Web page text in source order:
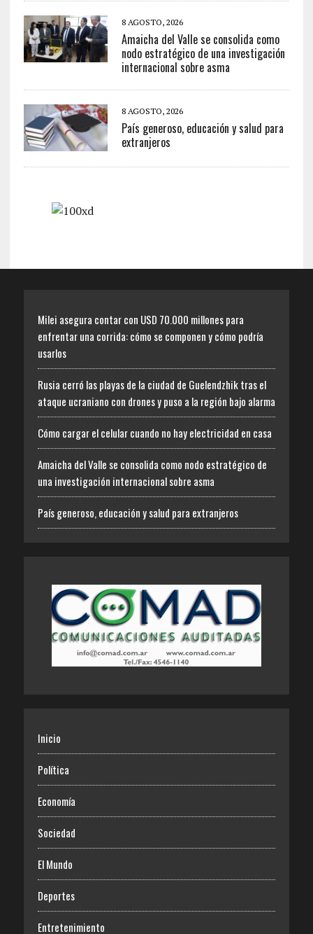
8 AGOSTO, 2026
Amaicha del Valle se consolida como
nodo estratégico de una investigación
internacional sobre asma
8 AGOSTO, 2026
País generoso, educación y salud para
extranjeros
Milei asegura contar con USD 70.000 millones para
enfrentar una corrida: cómo se componen y cómo podría
usarlos
Rusia cerró las playas de la ciudad de Guelendzhik tras el
ataque ucraniano con drones y puso a la región bajo alarma
Cómo cargar el celular cuando no hay electricidad en casa
Amaicha del Valle se consolida como nodo estratégico de
una investigación internacional sobre asma
País generoso, educación y salud para extranjeros
Inicio
Política
Economía
Sociedad
El Mundo
Deportes
Entretenimiento